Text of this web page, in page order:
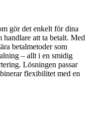
gör det enkelt för dina
att ta betalt. Med
betalmetoder som
– allt i en smidig
Lösningen passar
flexibilitet med en